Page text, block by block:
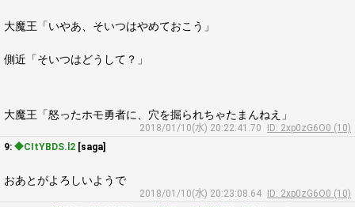
大魔王「いやあ、そいつはやめておこう」
側近「そいつはどうして？」
大魔王「怒ったホモ勇者に、穴を掘られちゃたまんねえ」
2018/01/10(水) 20:22:41.70
ID: 2xp0zG6O0 (10)
9: ◆CItYBDS.l2 [saga]
おあとがよろしいようで
2018/01/10(水) 20:23:08.64
ID: 2xp0zG6O0 (10)